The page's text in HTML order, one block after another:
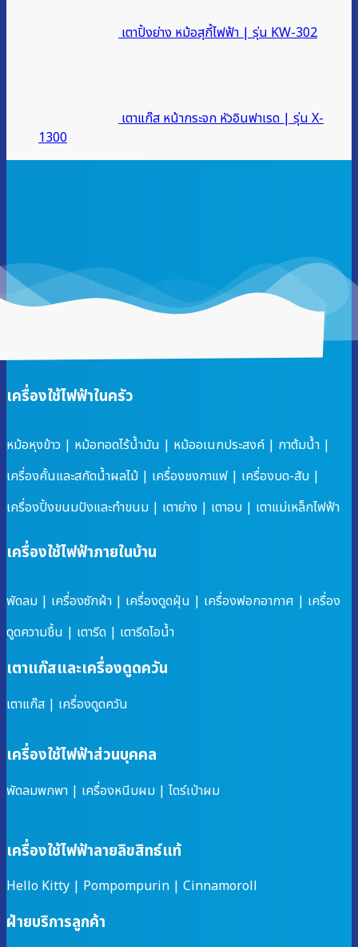
เตาปิ้งย่าง หม้อสุกี้ไฟฟ้า | รุ่น KW-302
เตาแก๊ส หน้ากระจก หัวอินฟาเรด | รุ่น X-
1300
เครื่องใช้ไฟฟ้าในครัว
หม้อหุงข้าว | หม้อทอดไร้น้ำมัน | หม้ออเนกประสงค์ | กาต้มน้ำ |
เครื่องคั้นและสกัดน้ำผลไม้ | เครื่องชงกาแฟ | เครื่องบด-สับ |
เครื่องปิ้งขนมปังและทำขนม | เตาย่าง | เตาอบ | เตาแม่เหล็กไฟฟ้า
เครื่องใช้ไฟฟ้าภายในบ้าน
พัดลม | เครื่องซักผ้า | เครื่องดูดฝุ่น | เครื่องฟอกอากาศ | เครื่อง
ดูดความชื้น | เตารีด | เตารีดไอน้ำ
เตาแก๊สและเครื่องดูดควัน
เตาแก๊ส | เครื่องดูดควัน
เครื่องใช้ไฟฟ้าส่วนบุคคล
พัดลมพกพา | เครื่องหนีบผม | ไดร์เป่าผม
เครื่องใช้ไฟฟ้าลายลิขสิทธ์แท้
Hello Kitty | Pompompurin | Cinnamoroll
ฝ่ายบริการลูกค้า